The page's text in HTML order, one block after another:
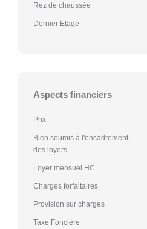
Rez de chaussée
Dernier Etage
Aspects financiers
Prix
Bien soumis à l'encadrement
des loyers
Loyer mensuel HC
Charges forfaitaires
Provision sur charges
Taxe Foncière